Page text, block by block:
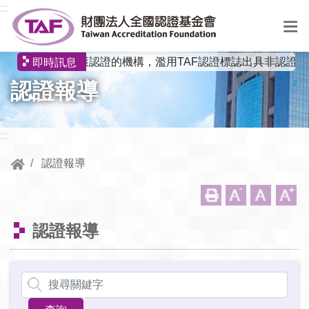
跳到中央內容區塊
:::
選
單
即時訊息
有非獲認證的機構，濫用TAF認證標誌出具非認證報告，若
認證報導
:::
認證報導
認證報導